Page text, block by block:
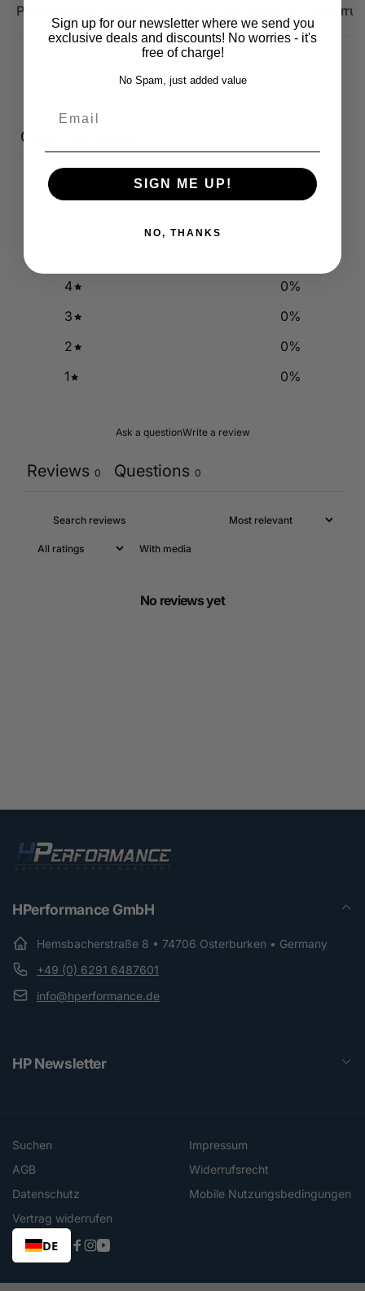
Produktbeschreibung Wichtige Hinweise zum
Customer reviews
0 / 5
4
0%
3
0%
2
0%
1
0%
Ask a questionWrite a review
Reviews 0 Questions 0
With media
No reviews yet
HPerformance GmbH
Hemsbacherstraße 8 • 74706 Osterburken • Germany
+49 (0) 6291 6487601
info@hperformance.de
HP Newsletter
Suchen
Impressum
AGB
Widerrufsrecht
Datenschutz
Mobile Nutzungsbedingungen
Vertrag widerrufen
DE
Facebook
Instagram
YouTube
Sign up for our newsletter where we send you
exclusive deals and discounts! No worries - it's
free of charge!
No Spam, just added value
SIGN ME UP!
NO, THANKS